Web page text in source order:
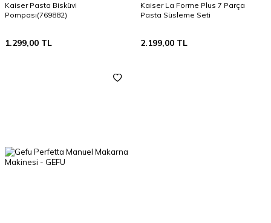
Kaiser Pasta Bisküvi
Pompası(769882)
1.299,00 TL
Kaiser La Forme Plus 7 Parça
Pasta Süsleme Seti
2.199,00 TL